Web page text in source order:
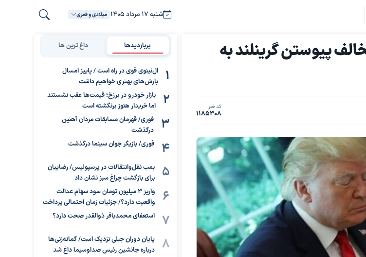
شنبه ۱۷ مرداد ۱۴۰۵ میلادی و قمری
پیوستن گرینلند به
کد خبر
1185308
پربازدیدها داغ ترین ها
ال‌نینوی قوی در راه است / پاییز امسال
بارش‌های بهتری خواهیم داشت
بازار خودرو در برزخ؛ قیمت‌ها عقب نشستند
اما خریدار هنوز برنگشته است
فوری/ قهرمان مسابقات مردان آهنین
درگذشت
فوری/ بازیگر جوان سینما درگذشت
بمب نقل‌وانتقالات در پرسپولیس/ رضاییان
برای بازگشت چراغ سبز نشان داد
واریز ۳ میلیون تومان سود سهام عدالت
واقعیت دارد؟/ جزئیات زمان احتمالی پرداخت
استعفای محمدباقر ذوالقدر صحت دارد؟
پایان دوران جبلی نزدیک است/ گمانه‌زنی‌ها
درباره جانشین رئیس صداوسیما داغ شد